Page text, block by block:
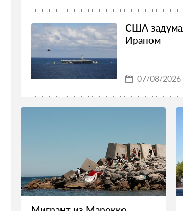
США
Ираном
07/08/2026